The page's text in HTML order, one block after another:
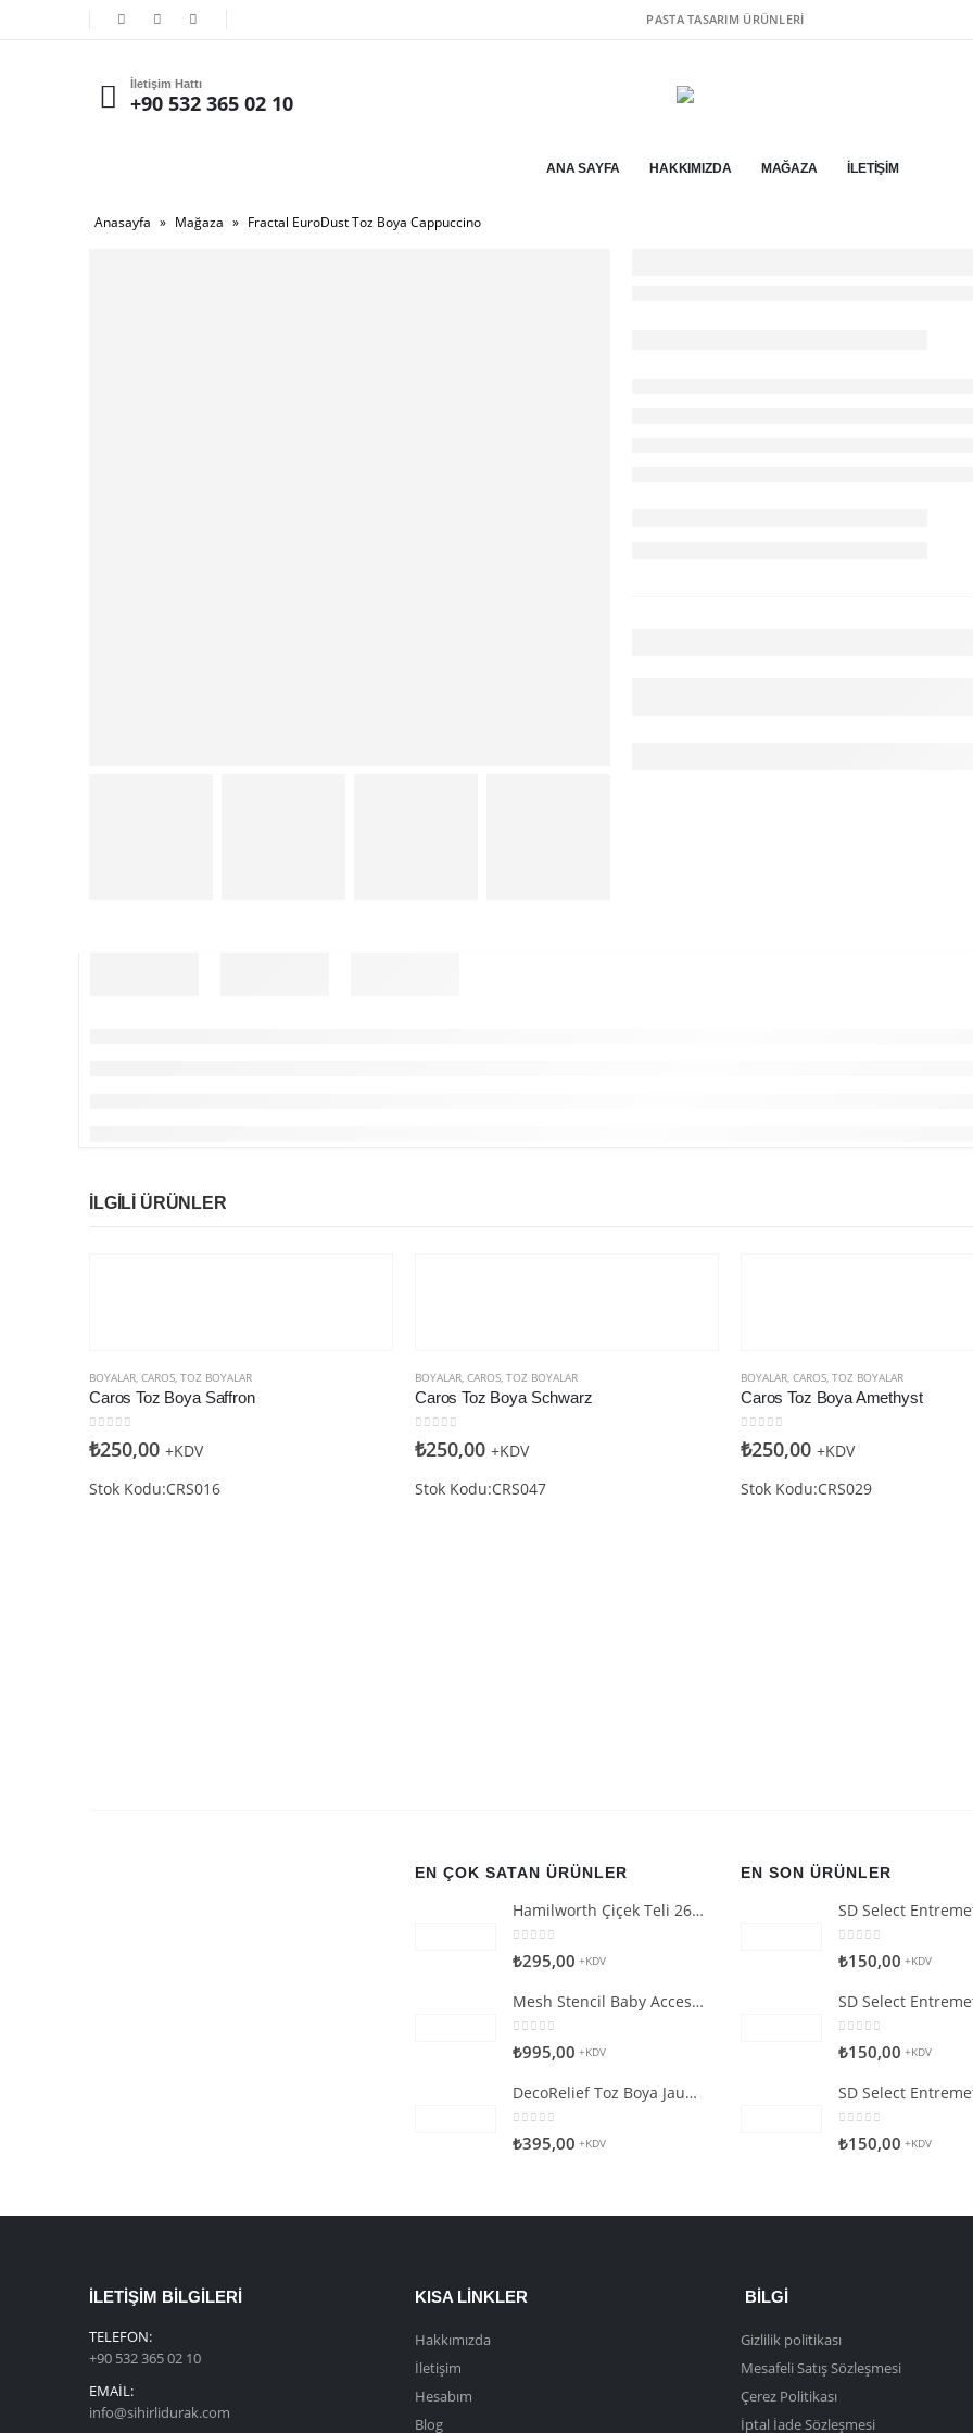
PASTA TASARIM ÜRÜNLERI
İletişim Hattı
+90 532 365 02 10
ANA SAYFA HAKKIMIZDA MAĞAZA İLETIŞIM
Anasayfa » Mağaza » Fractal EuroDust Toz Boya Cappuccino
İLGILI ÜRÜNLER
BOYALAR, CAROS, TOZ BOYALAR
Caros Toz Boya Saffron
05 üzerinden
₺250,00 +KDV
Stok Kodu:CRS016
BOYALAR, CAROS, TOZ BOYALAR
Caros Toz Boya Schwarz
05 üzerinden
₺250,00 +KDV
Stok Kodu:CRS047
BOYALAR, CAROS, TOZ BOYALAR
Caros Toz Boya Amethyst
05 üzerinden
₺250,00 +KDV
Stok Kodu:CRS029
EN ÇOK SATAN ÜRÜNLER
Hamilworth Çiçek Teli 26g Beyaz
0 5 üzerinden
₺295,00 +KDV
Mesh Stencil Baby Accessories
0 5 üzerinden
₺995,00 +KDV
DecoRelief Toz Boya Jauna Citron
0 5 üzerinden
₺395,00 +KDV
EN SON ÜRÜNLER
0 5 üzerinden
₺150,00 +KDV
0 5 üzerinden
₺150,00 +KDV
0 5 üzerinden
₺150,00 +KDV
İLETIŞIM BILGILERI
TELEFON:
+90 532 365 02 10
EMAIL:
info@sihirlidurak.com
KISA LINKLER
Hakkımızda
İletişim
Hesabım
Blog
BILGI
Gizlilik politikası
Mesafeli Satış Sözleşmesi
Çerez Politikası
İptal İade Sözleşmesi